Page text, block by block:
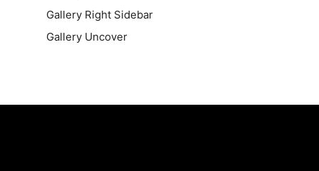
Gallery Right Sidebar
Gallery Uncover